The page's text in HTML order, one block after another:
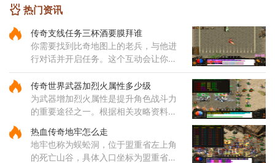
热门资讯
传奇支线任务三杯酒要膜拜谁
你需要找到比奇地图上的老兵，与他进
行对话并开启任务。这个互动会让你了
解任务的基本要求，并根据提示继续下
一步行动。与引路使者对话后，就会明
确得知需要完成膜拜动作的对
传奇世界武器加烈火属性多少级
为武器增加烈火属性是提升角色战斗力
的重要途径之一。根据相关攻略资料显
关，通常需要玩家先将角色等级提升到
足够高度。技能的威力与等级
热血传奇地牢怎么走
地牢也称为蜈蚣洞，位于盟重省左上角
的死亡山谷，具体入口坐标为盟重省的